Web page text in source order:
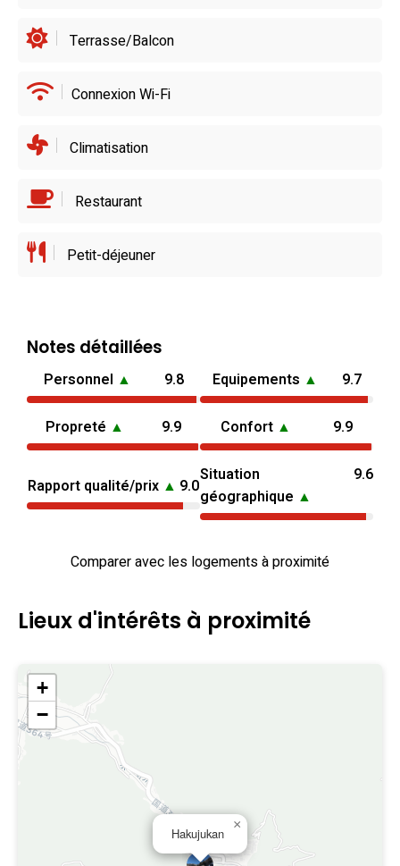
Terrasse/Balcon
Connexion Wi-Fi
Climatisation
Restaurant
Petit-déjeuner
Notes détaillées
Personnel ▲ 9.8 Equipements ▲ 9.7
Propreté ▲ 9.9 Confort ▲ 9.9
Rapport qualité/prix ▲ 9.0
Situation
géographique ▲
9.6
Comparer avec les logements à proximité
Lieux d'intérêts à proximité
Hakujukan
×
+
−